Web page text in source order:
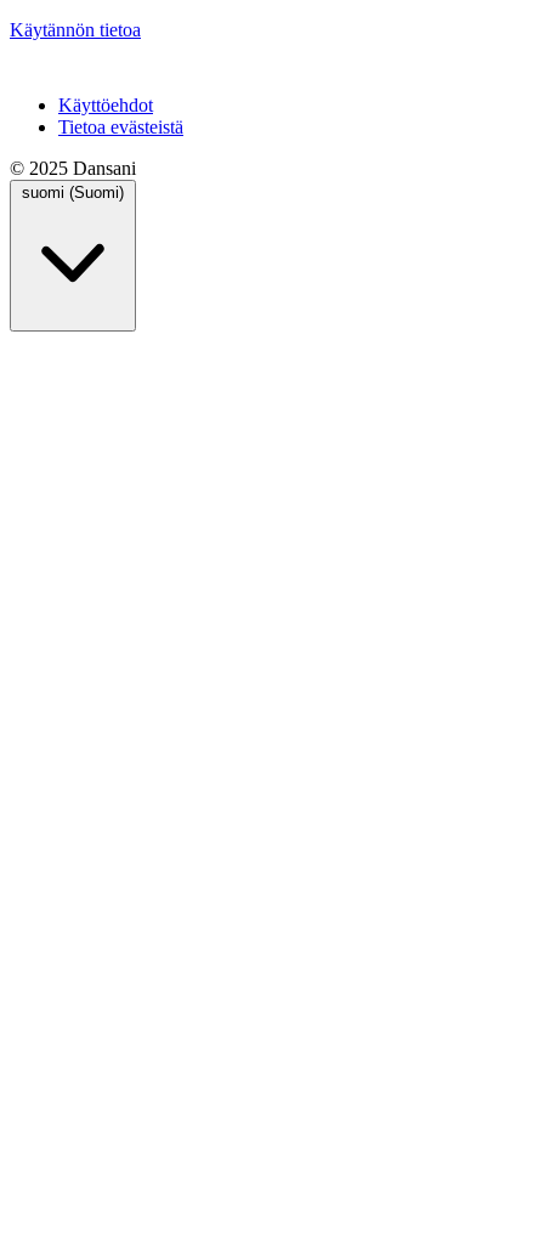
Käytännön tietoa
Käyttöehdot
Tietoa evästeistä
© 2025 Dansani
suomi (Suomi)